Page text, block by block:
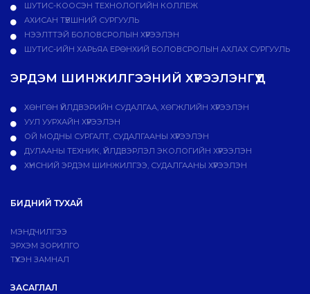
ШУТИС-КООСЭН ТЕХНОЛОГИЙН КОЛЛЕЖ
АХИСАН ТҮВШНИЙ СУРГУУЛЬ
НЭЭЛТТЭЙ БОЛОВСРОЛЫН ХҮРЭЭЛЭН
ШУТИС-ИЙН ХАРЬЯА ЕРӨНХИЙ БОЛОВСРОЛЫН АХЛАХ СУРГУУЛЬ
ЭРДЭМ ШИНЖИЛГЭЭНИЙ ХҮРЭЭЛЭНГҮҮД
ХӨНГӨН ҮЙЛДВЭРИЙН СУДАЛГАА, ХӨГЖЛИЙН ХҮРЭЭЛЭН
УУЛ УУРХАЙН ХҮРЭЭЛЭН
ОЙ МОДНЫ СУРГАЛТ, СУДАЛГААНЫ ХҮРЭЭЛЭН
ДУЛААНЫ ТЕХНИК, ҮЙЛДВЭРЛЭЛ ЭКОЛОГИЙН ХҮРЭЭЛЭН
ХҮНСНИЙ ЭРДЭМ ШИНЖИЛГЭЭ, СУДАЛГААНЫ ХҮРЭЭЛЭН
БИДНИЙ ТУХАЙ
МЭНДЧИЛГЭЭ
ЭРХЭМ ЗОРИЛГО
ТҮҮХЭН ЗАМНАЛ
ЗАСАГЛАЛ